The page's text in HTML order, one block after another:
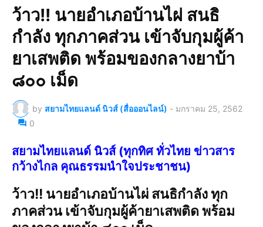
ว้าว!! นายอำเภอบ้านไผ่ สนธิ
กำลัง ทุกภาคส่วน เข้าจับกุมผู้ค้า
ยาเสพติด พร้อมของกลางยาบ้า
๘๐๐ เม็ด
by สยามไทยแลนด์ นิวส์ (สื่อออนไลน์) - มกราคม 25, 2562
0
สยามไทยแลนด์ นิวส์ (ทุกทิศ ทั่วไทย ข่าวสาร
กว้างไกล คุณธรรมนำใจประชาชน)
ว้าว!! นายอำเภอบ้านไผ่ สนธิกำลัง ทุก
ภาคส่วน เข้าจับกุมผู้ค้ายาเสพติด พร้อม